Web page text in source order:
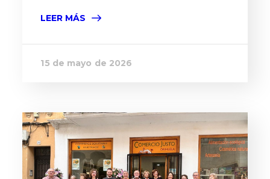
LEER MÁS
15 de mayo de 2026